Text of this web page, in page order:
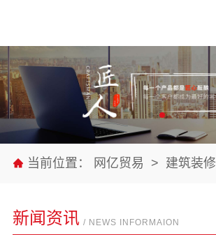
当前位置： 网亿贸易 > 建筑装修
新闻资讯 / NEWS INFORMAION